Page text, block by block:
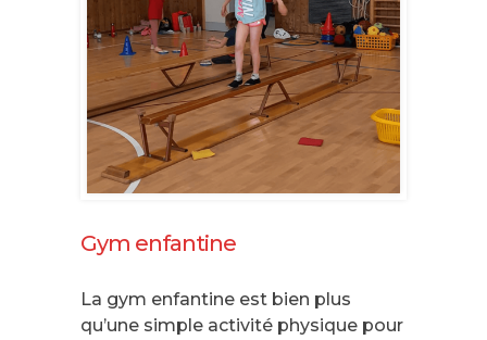
Gym enfantine
La gym enfantine est bien plus
qu’une simple activité physique pour